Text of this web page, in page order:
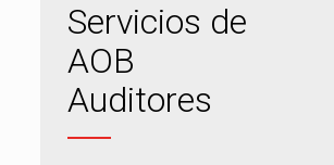
Servicios de
AOB
Auditores